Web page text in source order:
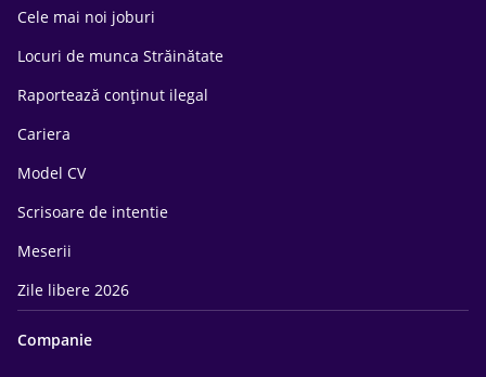
Cele mai noi joburi
Locuri de munca Străinătate
Raportează conținut ilegal
Cariera
Model CV
Scrisoare de intentie
Meserii
Zile libere 2026
Companie